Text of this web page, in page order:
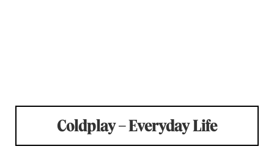
Coldplay – Everyday Life